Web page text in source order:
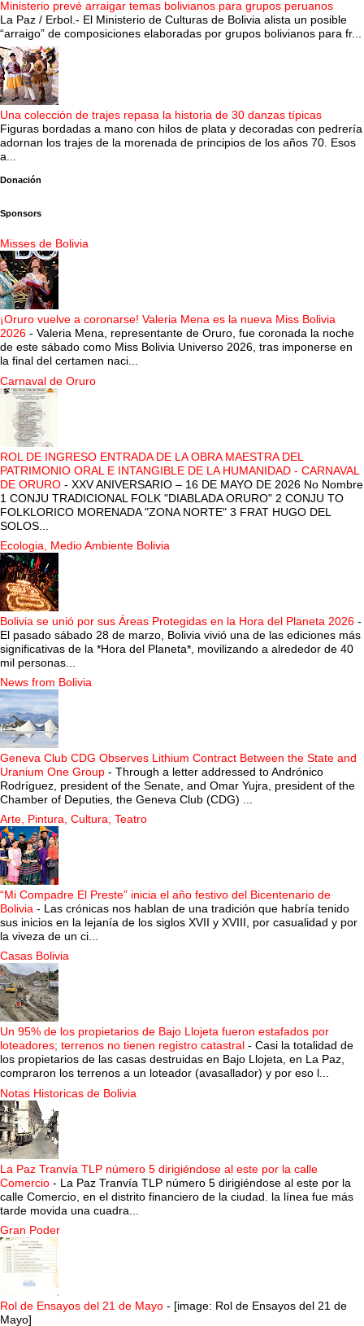
Ministerio prevé arraigar temas bolivianos para grupos peruanos
La Paz / Erbol.- El Ministerio de Culturas de Bolivia alista un posible
“arraigo” de composiciones elaboradas por grupos bolivianos para fr...
Una colección de trajes repasa la historia de 30 danzas típicas
Figuras bordadas a mano con hilos de plata y decoradas con pedrería
adornan los trajes de la morenada de principios de los años 70. Esos
a...
Donación
Sponsors
Misses de Bolivia
¡Oruro vuelve a coronarse! Valeria Mena es la nueva Miss Bolivia
2026 - Valeria Mena, representante de Oruro, fue coronada la noche
de este sábado como Miss Bolivia Universo 2026, tras imponerse en
la final del certamen naci...
Carnaval de Oruro
ROL DE INGRESO ENTRADA DE LA OBRA MAESTRA DEL
PATRIMONIO ORAL E INTANGIBLE DE LA HUMANIDAD - CARNAVAL
DE ORURO - XXV ANIVERSARIO – 16 DE MAYO DE 2026 No Nombre
1 CONJU TRADICIONAL FOLK "DIABLADA ORURO" 2 CONJU TO
FOLKLORICO MORENADA "ZONA NORTE" 3 FRAT HUGO DEL
SOLOS...
Ecologia, Medio Ambiente Bolivia
Bolivia se unió por sus Áreas Protegidas en la Hora del Planeta 2026 -
El pasado sábado 28 de marzo, Bolivia vivió una de las ediciones más
significativas de la *Hora del Planeta*, movilizando a alrededor de 40
mil personas...
News from Bolivia
Geneva Club CDG Observes Lithium Contract Between the State and
Uranium One Group - Through a letter addressed to Andrónico
Rodríguez, president of the Senate, and Omar Yujra, president of the
Chamber of Deputies, the Geneva Club (CDG) ...
Arte, Pintura, Cultura, Teatro
“Mi Compadre El Preste” inicia el año festivo del Bicentenario de
Bolivia - Las crónicas nos hablan de una tradición que habría tenido
sus inicios en la lejanía de los siglos XVII y XVIII, por casualidad y por
la viveza de un ci...
Casas Bolivia
Un 95% de los propietarios de Bajo Llojeta fueron estafados por
loteadores; terrenos no tienen registro catastral - Casi la totalidad de
los propietarios de las casas destruidas en Bajo Llojeta, en La Paz,
compraron los terrenos a un loteador (avasallador) y por eso l...
Notas Historicas de Bolivia
La Paz Tranvía TLP número 5 dirigiéndose al este por la calle
Comercio - La Paz Tranvía TLP número 5 dirigiéndose al este por la
calle Comercio, en el distrito financiero de la ciudad. la línea fue más
tarde movida una cuadra...
Gran Poder
Rol de Ensayos del 21 de Mayo - [image: Rol de Ensayos del 21 de
Mayo]